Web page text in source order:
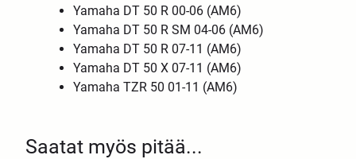
Saatat myös pitää...
Yamaha DT 50 R 00-06 (AM6)
Yamaha DT 50 R SM 04-06 (AM6)
Yamaha DT 50 R 07-11 (AM6)
Yamaha DT 50 X 07-11 (AM6)
Yamaha TZR 50 01-11 (AM6)